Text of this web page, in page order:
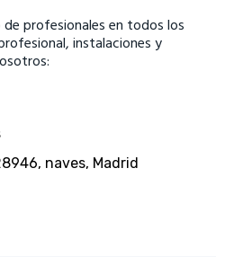
profesionales en todos los
instalaciones y
naves, Madrid